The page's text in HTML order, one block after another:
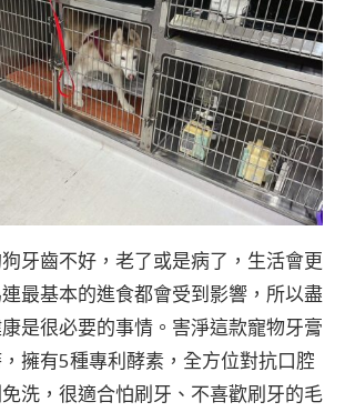
牙齒不好，老了或是病了，生活會更
最基本的進食都會受到影響，所以盡
是很必要的事情。害淨這款寵物牙膏
擁有5種專利酵素，全方位對抗口腔
洗，很適合怕刷牙、不喜歡刷牙的毛